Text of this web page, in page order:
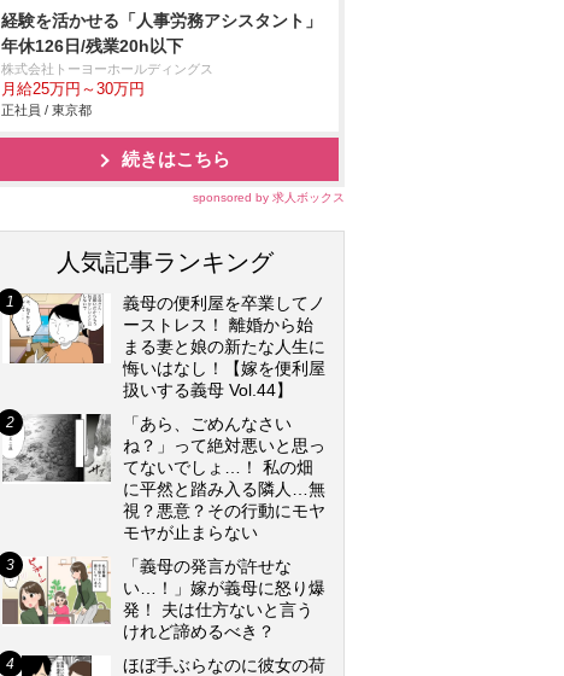
経験を活かせる「人事労務アシスタント」
年休126日/残業20h以下
株式会社トーヨーホールディングス
月給25万円～30万円
正社員 / 東京都
続きはこちら
sponsored by 求人ボックス
人気記事ランキング
義母の便利屋を卒業してノ
ーストレス！ 離婚から始
まる妻と娘の新たな人生に
悔いはなし！【嫁を便利屋
扱いする義母 Vol.44】
「あら、ごめんなさい
ね？」って絶対悪いと思っ
てないでしょ…！ 私の畑
に平然と踏み入る隣人…無
視？悪意？その行動にモヤ
モヤが止まらない
「義母の発言が許せな
い…！」嫁が義母に怒り爆
発！ 夫は仕方ないと言う
けれど諦めるべき？
ほぼ手ぶらなのに彼女の荷